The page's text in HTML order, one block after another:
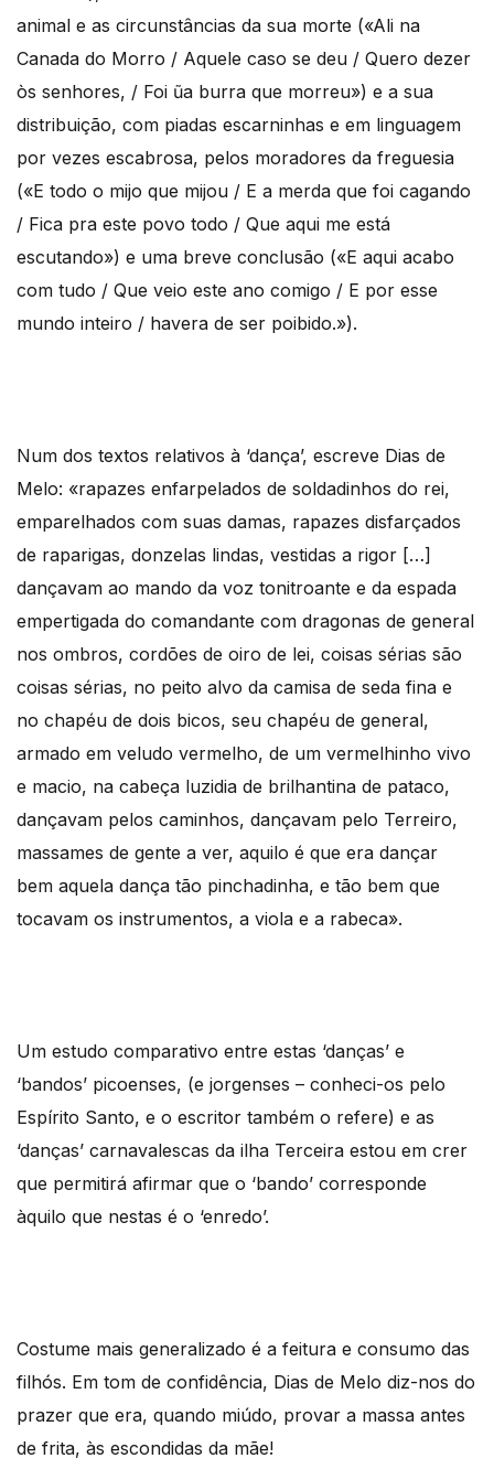
animal e as circunstâncias da sua morte («Ali na
Canada do Morro / Aquele caso se deu / Quero dezer
òs senhores, / Foi ũa burra que morreu») e a sua
distribuição, com piadas escarninhas e em linguagem
por vezes escabrosa, pelos moradores da freguesia
(«E todo o mijo que mijou / E a merda que foi cagando
/ Fica pra este povo todo / Que aqui me está
escutando») e uma breve conclusão («E aqui acabo
com tudo / Que veio este ano comigo / E por esse
mundo inteiro / havera de ser poibido.»).
Num dos textos relativos à ‘dança’, escreve Dias de
Melo: «rapazes enfar­pelados de soldadinhos do rei,
emparelhados com suas damas, rapa­zes disfarçados
de raparigas, donzelas lindas, vestidas a rigor […]
dançavam ao mando da voz tonitroante e da espada
empertigada do comandante com dragonas de general
nos ombros, cordões de oiro de lei, coisas sérias são
coisas sérias, no peito alvo da camisa de seda fina e
no chapéu de dois bicos, seu chapéu de general,
armado em veludo vermelho, de um vermelhinho vivo
e macio, na cabeça luzidia de brilhantina de pataco,
dançavam pelos caminhos, dançavam pelo Terreiro,
massames de gente a ver, aquilo é que era dançar
bem aquela dança tão pinchadinha, e tão bem que
tocavam os instrumentos, a viola e a rabeca».
Um estudo comparativo entre estas ‘danças’ e
‘bandos’ picoenses, (e jorgenses – conheci-os pelo
Espírito Santo, e o escritor também o refere) e as
‘danças’ carnavalescas da ilha Terceira estou em crer
que permitirá afirmar que o ‘bando’ corresponde
àquilo que nestas é o ‘enredo’.
Costume mais generalizado é a feitura e consumo das
filhós. Em tom de confidência, Dias de Melo diz-nos do
prazer que era, quando miúdo, provar a massa antes
de frita, às escondidas da mãe!